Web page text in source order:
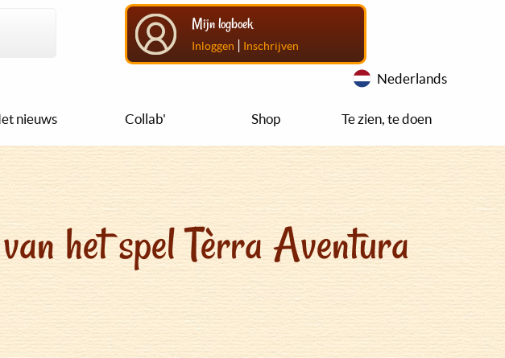
Mijn logboek
Inloggen | Inschrijven
Nederlands
nieuws Collab' Shop Te zien, te doen
het spel Tèrra Aventura